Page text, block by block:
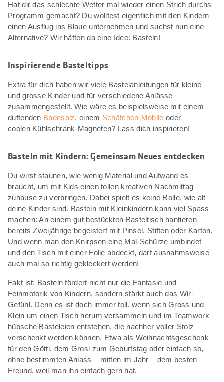
Hat dir das schlechte Wetter mal wieder einen Strich durchs
Programm gemacht? Du wolltest eigentlich mit den Kindern
einen Ausflug ins Blaue unternehmen und suchst nun eine
Alternative? Wir hätten da eine Idee: Basteln!
Inspirierende Basteltipps
Extra für dich haben wir viele Bastelanleitungen für kleine
und grosse Kinder und für verschiedene Anlässe
zusammengestellt. Wie wäre es beispielsweise mit einem
duftenden Badesalz, einem Schäfchen-Mobile oder
coolen Kühlschrank-Magneten? Lass dich inspirieren!
Basteln mit Kindern: Gemeinsam Neues entdecken
Du wirst staunen, wie wenig Material und Aufwand es
braucht, um mit Kids einen tollen kreativen Nachmittag
zuhause zu verbringen. Dabei spielt es keine Rolle, wie alt
deine Kinder sind. Basteln mit Kleinkindern kann viel Spass
machen: An einem gut bestückten Basteltisch hantieren
bereits Zweijährige begeistert mit Pinsel, Stiften oder Karton.
Und wenn man den Knirpsen eine Mal-Schürze umbindet
und den Tisch mit einer Folie abdeckt, darf ausnahmsweise
auch mal so richtig gekleckert werden!
Fakt ist: Basteln fördert nicht nur die Fantasie und
Feinmotorik von Kindern, sondern stärkt auch das Wir-
Gefühl. Denn es ist doch immer toll, wenn sich Gross und
Klein um einen Tisch herum versammeln und im Teamwork
hübsche Basteleien entstehen, die nachher voller Stolz
verschenkt werden können. Etwa als Weihnachtsgeschenk
für den Götti, dem Grosi zum Geburtstag oder einfach so,
ohne bestimmten Anlass – mitten im Jahr – dem besten
Freund, weil man ihn einfach gern hat.